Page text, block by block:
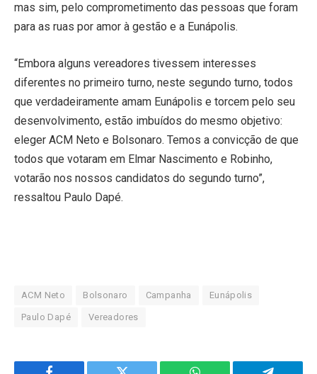
mas sim, pelo comprometimento das pessoas que foram
para as ruas por amor à gestão e a Eunápolis.
“Embora alguns vereadores tivessem interesses
diferentes no primeiro turno, neste segundo turno, todos
que verdadeiramente amam Eunápolis e torcem pelo seu
desenvolvimento, estão imbuídos do mesmo objetivo:
eleger ACM Neto e Bolsonaro. Temos a convicção de que
todos que votaram em Elmar Nascimento e Robinho,
votarão nos nossos candidatos do segundo turno”,
ressaltou Paulo Dapé.
ACM Neto Bolsonaro Campanha Eunápolis
Paulo Dapé Vereadores